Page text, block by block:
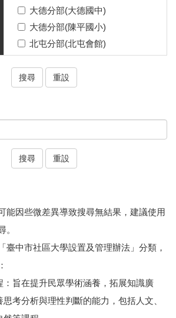
大德分部(大德國中)
大德分部(陳平國小)
北屯分部(北屯會館)
搜尋 重設
搜尋 重設
能因些微差異導致搜尋無結果，建議使用
。
臺中市社區大學設置及管理辦法」分類，
：旨在提升民眾學術涵養，拓展知識廣
思考分析與理性判斷的能力，包括人文、